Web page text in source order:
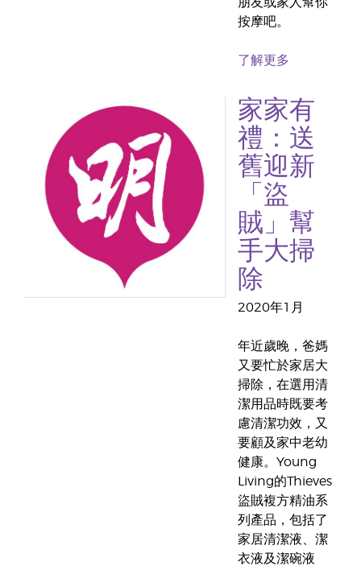
按摩吧。
了解更多
家家有
禮：送
舊迎新
「盜
賊」幫
手大掃
除
2020年1月
年近歲晚，爸媽
又要忙於家居大
掃除，在選用清
潔用品時既要考
慮清潔功效，又
要顧及家中老幼
健康。Young
Living的Thieves
盜賊複方精油系
列產品，包括了
家居清潔液、潔
衣液及潔碗液